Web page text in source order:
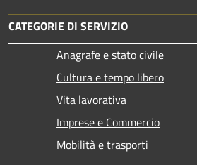
CATEGORIE DI SERVIZIO
Anagrafe e stato civile
Cultura e tempo libero
Vita lavorativa
Imprese e Commercio
Mobilità e trasporti